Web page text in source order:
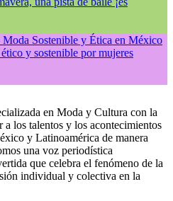
Sostenible y Ética en México
y sostenible por mujeres
en Moda y Cultura con la
los talentos y los acontecimientos
y Latinoamérica de manera
una voz periodística
que celebra el fenómeno de la
individual y colectiva en la